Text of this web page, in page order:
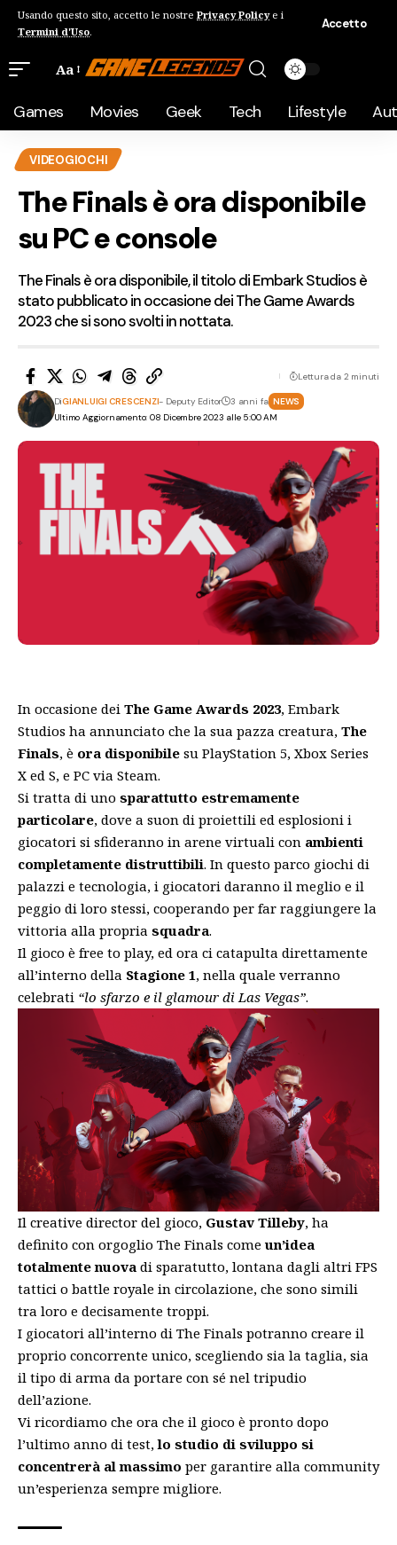
Usando questo sito, accetto le nostre Privacy Policye i
Termini d'Uso.
Accetto
Aa
Games Movies Geek Tech Lifestyle
VIDEOGIOCHI
The Finals è ora disponibile
su PC e console
The Finals è ora disponibile, il titolo di Embark Studios è
stato pubblicato in occasione dei The Game Awards
2023 che si sono svolti in nottata.
Ultimo Aggiornamento: 08 Dicembre 2023 alle 5:00 AM
DiGIANLUIGI CRESCENZI- Deputy Editor 3 anni fa NEWS
Lettura da 2 minuti
In occasione dei The Game Awards 2023, Embark
Studios ha annunciato che la sua pazza creatura, The
Finals, è ora disponibile su PlayStation 5, Xbox Series
X ed S, e PC via Steam.
Si tratta di uno sparattutto estremamente
particolare, dove a suon di proiettili ed esplosioni i
giocatori si sfideranno in arene virtuali con ambienti
completamente distruttibili. In questo parco giochi di
palazzi e tecnologia, i giocatori daranno il meglio e il
peggio di loro stessi, cooperando per far raggiungere la
vittoria alla propria squadra.
Il gioco è free to play, ed ora ci catapulta direttamente
all’interno della Stagione 1, nella quale verranno
celebrati “lo sfarzo e il glamour di Las Vegas”.
Il creative director del gioco, Gustav Tilleby, ha
definito con orgoglio The Finals come un’idea
totalmente nuova di sparatutto, lontana dagli altri FPS
tattici o battle royale in circolazione, che sono simili
tra loro e decisamente troppi.
I giocatori all’interno di The Finals potranno creare il
proprio concorrente unico, scegliendo sia la taglia, sia
il tipo di arma da portare con sé nel tripudio
dell’azione.
Vi ricordiamo che ora che il gioco è pronto dopo
l’ultimo anno di test, lo studio di sviluppo si
concentrerà al massimo per garantire alla community
un’esperienza sempre migliore.